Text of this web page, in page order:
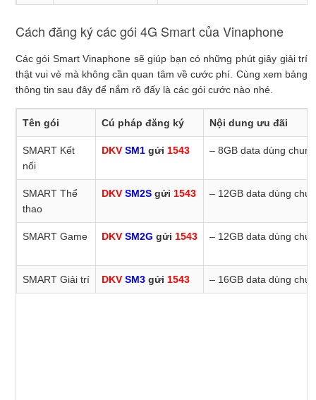
Cách đăng ký các gói 4G Smart của Vinaphone
Các gói Smart Vinaphone sẽ giúp bạn có những phút giây giải trí
thật vui vẻ mà không cần quan tâm về cước phí. Cùng xem bảng
thông tin sau đây để nắm rõ đấy là các gói cước nào nhé.
Tên gói Cú pháp đăng ký Nội dung ưu đãi
SMART Kết
nối
DKV SM1 gửi 1543 – 8GB data dùng
SMART Thể
thao
DKV SM2S gửi 1543 – 12GB data dùng
SMART Game DKV SM2G gửi 1543 – 12GB data dùng
SMART Giải trí DKV SM3 gửi 1543 – 16GB data dùng